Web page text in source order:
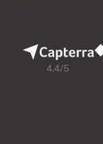
4,4/5